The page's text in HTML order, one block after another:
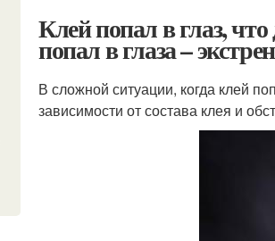
Клей попал в глаз,
попал в глаза –
В сложной ситуации, когда клей
зависимости от состава клея и